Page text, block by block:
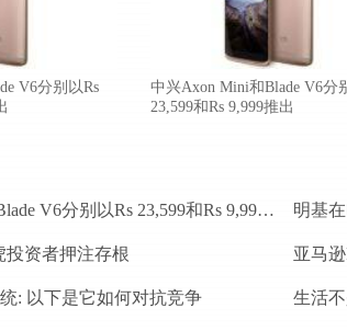
V6分别以Rs
中兴Axon Mini和Blade V6分
23,599和Rs 9,999推出
中兴Axon Mini和Blade V6分别以Rs 23,599和Rs 9,999推出 明基
投资者押注存根 亚马
: 以下是它如何对抗竞争